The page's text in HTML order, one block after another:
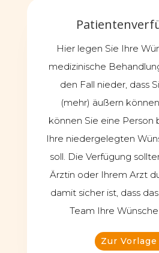
Hier legen Sie Ihre
medizinische
den Fall nieder, dass
(mehr) äußern
können Sie eine Person
Ihre niedergelegten
soll. Die Verfügung
Ärztin oder Ihrem Arzt
damit sicher ist, dass
Team Ihre
Zur Vorlage